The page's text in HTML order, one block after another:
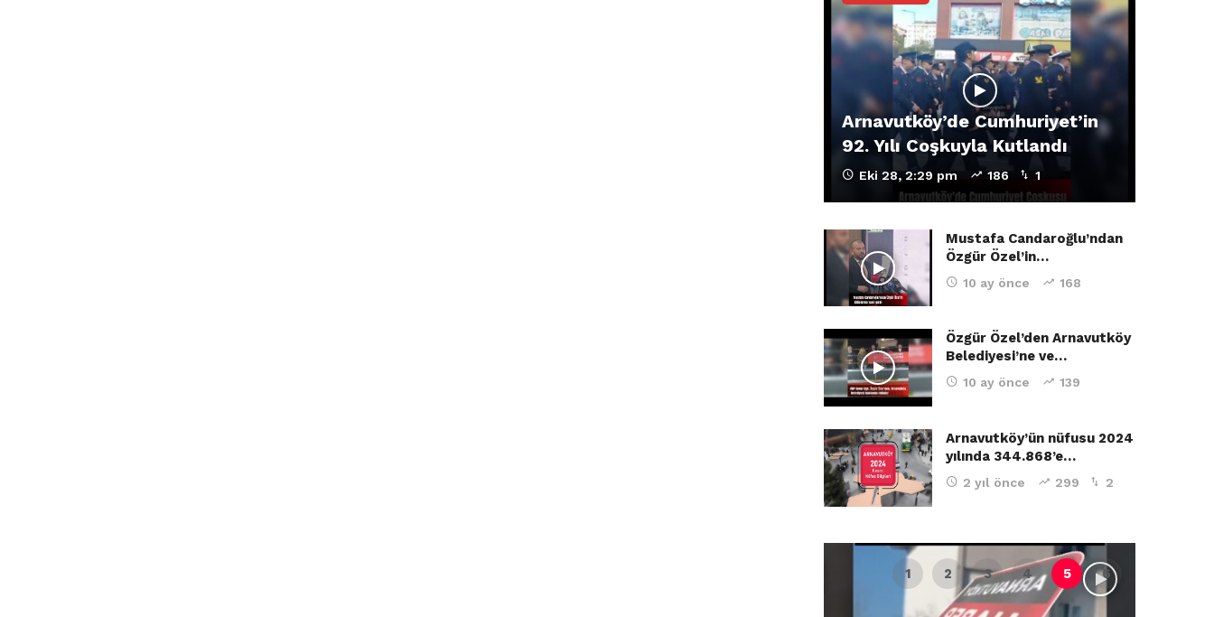
Arnavutköy’de Cumhuriyet’in
92. Yılı Coşkuyla Kutlandı
Eki 28, 2:29 pm 186 1
Mustafa Candaroğlu’ndan
Özgür Özel’in…
10 ay önce 168
Özgür Özel’den Arnavutköy
Belediyesi’ne ve…
10 ay önce 139
Arnavutköy’ün nüfusu 2024
yılında 344.868’e…
2 yıl önce 299 2